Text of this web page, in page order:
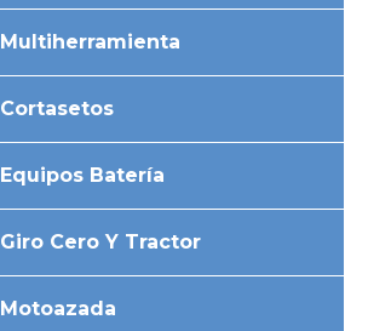
Multiherramienta
Cortasetos
Equipos Batería
Giro Cero Y Tractor
Motoazada